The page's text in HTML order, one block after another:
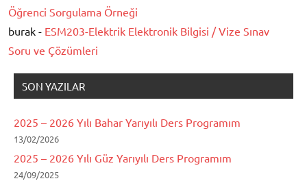
Öğrenci Sorgulama Örneği
burak - ESM203-Elektrik Elektronik Bilgisi / Vize Sınav
Soru ve Çözümleri
SON YAZILAR
2025 – 2026 Yılı Bahar Yarıyılı Ders Programım
13/02/2026
2025 – 2026 Yılı Güz Yarıyılı Ders Programım
24/09/2025